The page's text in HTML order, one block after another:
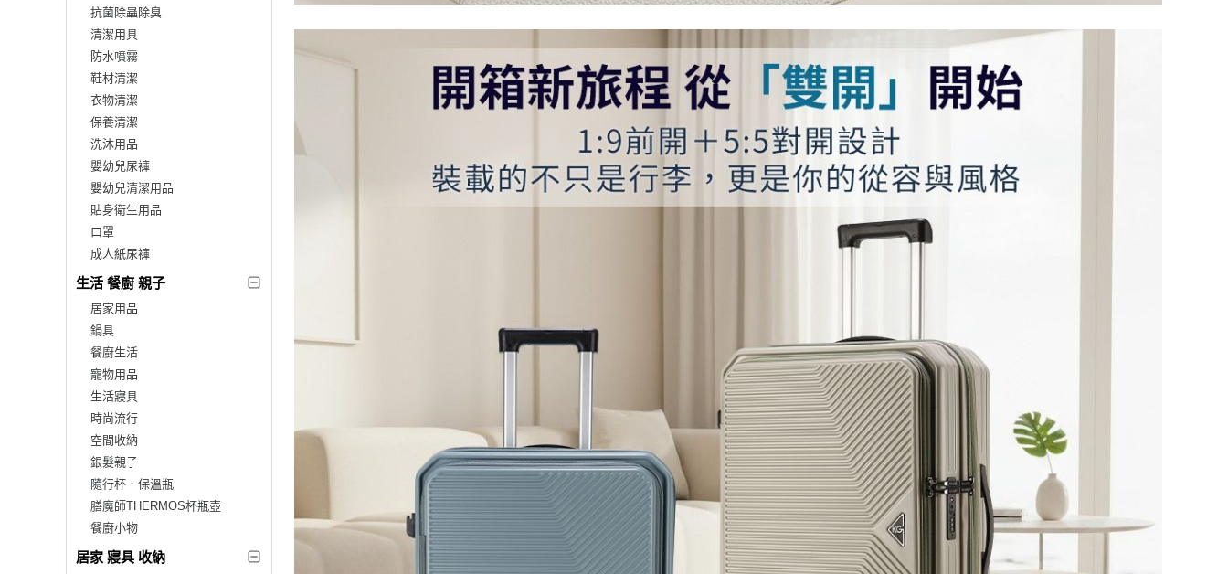
抗菌除蟲除臭
清潔用具
防水噴霧
鞋材清潔
衣物清潔
保養清潔
洗沐用品
嬰幼兒尿褲
嬰幼兒清潔用品
貼身衛生用品
口罩
成人紙尿褲
生活 餐廚 親子
居家用品
鍋具
餐廚生活
寵物用品
生活寢具
時尚流行
空間收納
銀髮親子
隨行杯．保溫瓶
膳魔師THERMOS杯瓶壺
餐廚小物
居家 寢具 收納